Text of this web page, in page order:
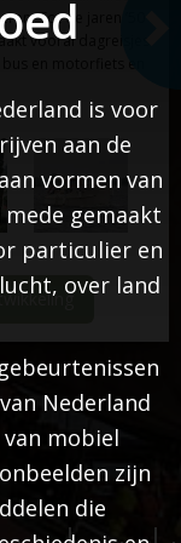
is voor
aan de
vormen van
gemaakt
particulier en
over land
Nederland
mobiel
zijn
die
Tot de jaren ’50
vooral dagreisjes